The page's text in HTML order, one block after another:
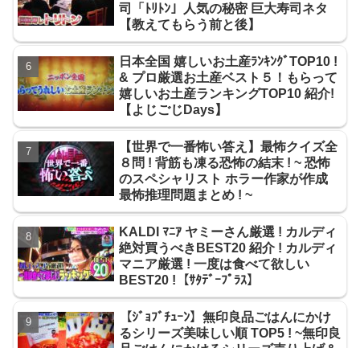
司「ﾄﾘﾄﾝ」人気の秘密 巨大寿司ネタ
【教えてもらう前と後】
日本全国 嬉しいお土産ﾗﾝｷﾝｸﾞTOP10 !
& プロ厳選お土産ベスト５！もらって
嬉しいお土産ランキングTOP10 紹介!
【よじごじDays】
【世界で一番怖い答え】最怖クイズ全
８問 ! 背筋も凍る恐怖の結末 ! ~ 恐怖
のスペシャリスト ホラー作家が作成
最怖推理問題まとめ ! ~
KALDI ﾏﾆｱ ヤミーさん厳選 ! カルディ
絶対買うべきBEST20 紹介 ! カルディ
マニア厳選 ! 一度は食べて欲しい
BEST20 !【ｻﾀﾃﾞｰﾌﾟﾗｽ】
【ｼﾞｮﾌﾞﾁｭｰﾝ】無印良品ごはんにかけ
るシリーズ美味しい順 TOP5 ! ~無印良